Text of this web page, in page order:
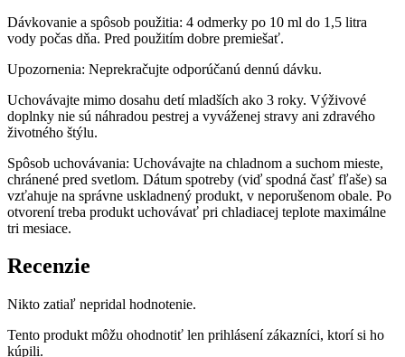
Dávkovanie a spôsob použitia: 4 odmerky po 10 ml do 1,5 litra
vody počas dňa. Pred použitím dobre premiešať.
Upozornenia: Neprekračujte odporúčanú dennú dávku.
Uchovávajte mimo dosahu detí mladších ako 3 roky. Výživové
doplnky nie sú náhradou pestrej a vyváženej stravy ani zdravého
životného štýlu.
Spôsob uchovávania: Uchovávajte na chladnom a suchom mieste,
chránené pred svetlom. Dátum spotreby (viď spodná časť fľaše) sa
vzťahuje na správne uskladnený produkt, v neporušenom obale. Po
otvorení treba produkt uchovávať pri chladiacej teplote maximálne
tri mesiace.
Recenzie
Nikto zatiaľ nepridal hodnotenie.
Tento produkt môžu ohodnotiť len prihlásení zákazníci, ktorí si ho
kúpili.